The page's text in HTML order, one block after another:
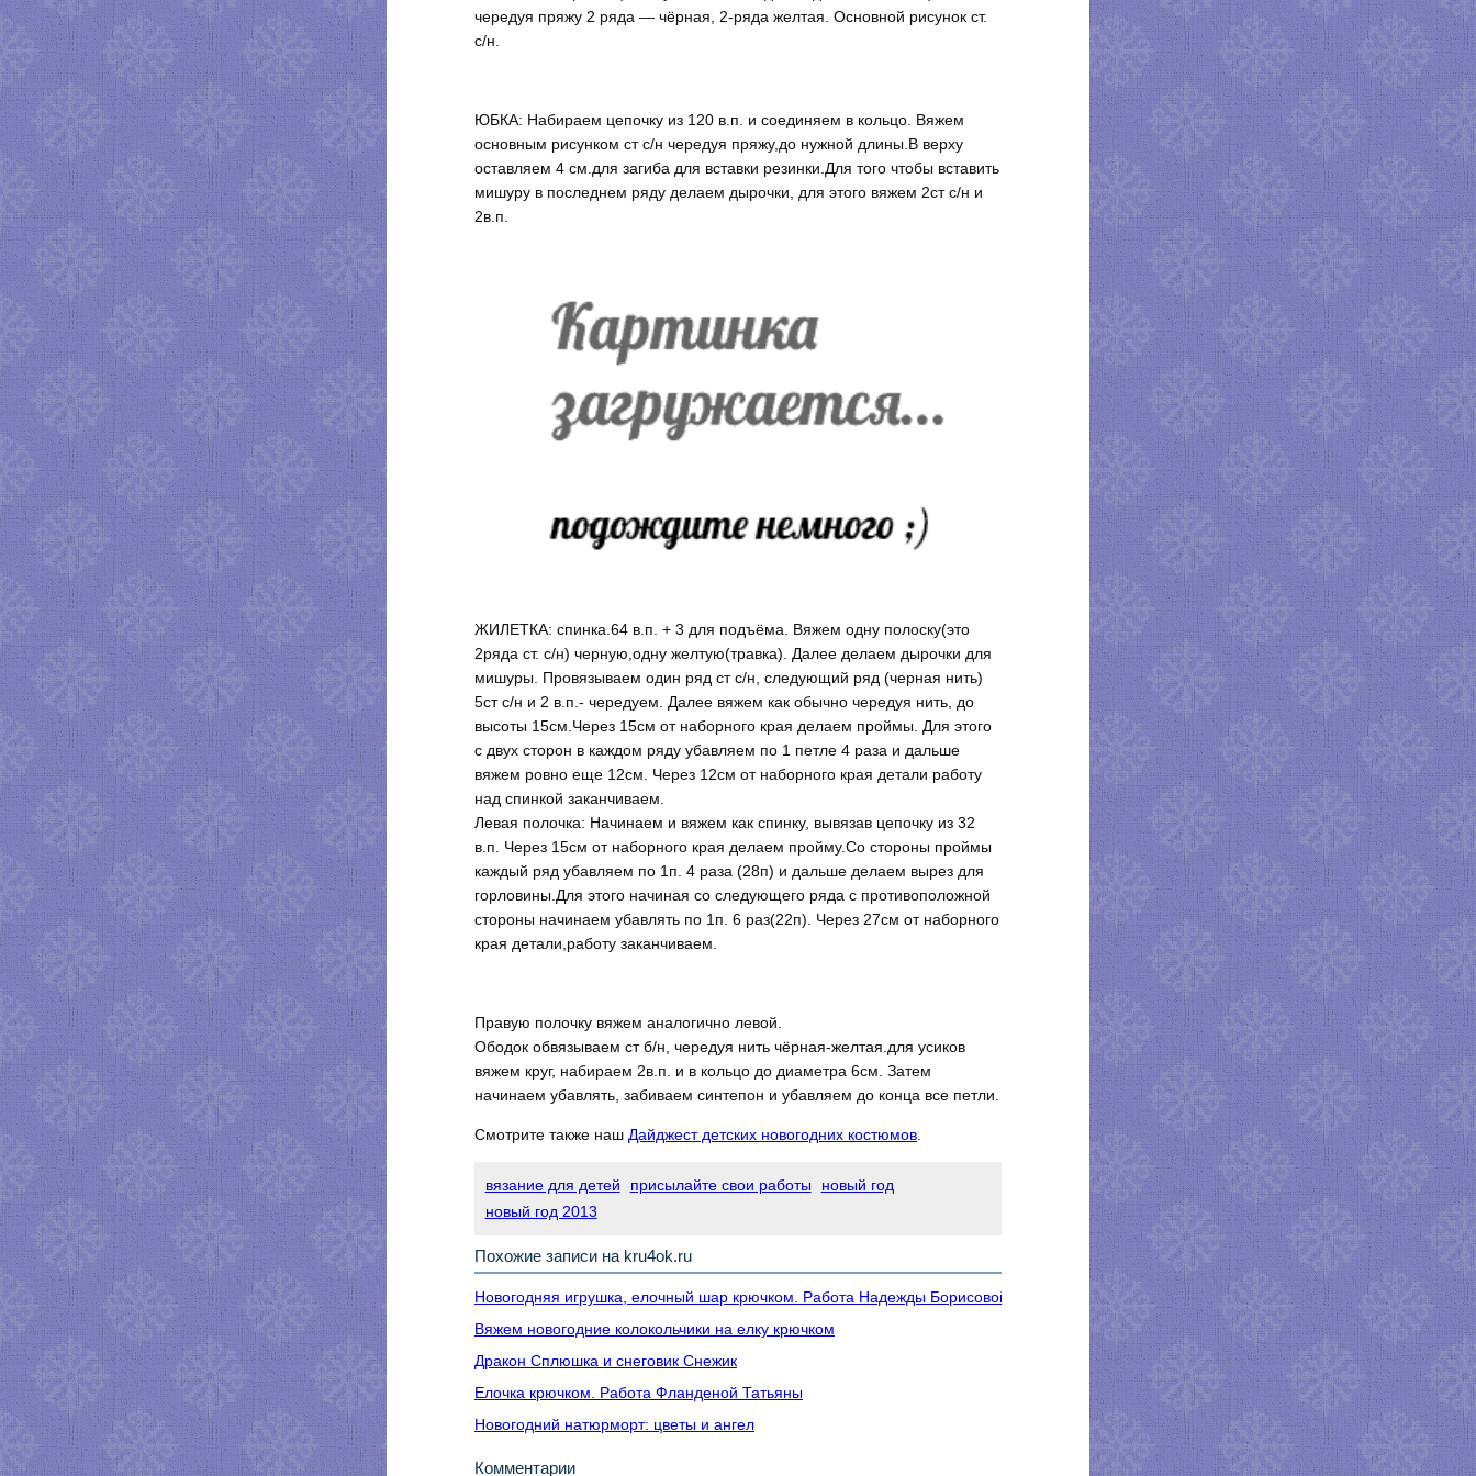
чередуя пряжу 2 ряда — чёрная, 2-ряда желтая. Основной рисунок ст.
с/н.
ЮБКА: Набираем цепочку из 120 в.п. и соединяем в кольцо. Вяжем
основным рисунком ст с/н чередуя пряжу,до нужной длины.В верху
оставляем 4 см.для загиба для вставки резинки.Для того чтобы вставить
мишуру в последнем ряду делаем дырочки, для этого вяжем 2ст с/н и
2в.п.
ЖИЛЕТКА: спинка.64 в.п. + 3 для подъёма. Вяжем одну полоску(это
2ряда ст. с/н) черную,одну желтую(травка). Далее делаем дырочки для
мишуры. Провязываем один ряд ст с/н, следующий ряд (черная нить)
5ст с/н и 2 в.п.- чередуем. Далее вяжем как обычно чередуя нить, до
высоты 15см.Через 15см от наборного края делаем проймы. Для этого
с двух сторон в каждом ряду убавляем по 1 петле 4 раза и дальше
вяжем ровно еще 12см. Через 12см от наборного края детали работу
над спинкой заканчиваем.
Левая полочка: Начинаем и вяжем как спинку, вывязав цепочку из 32
в.п. Через 15см от наборного края делаем пройму.Со стороны проймы
каждый ряд убавляем по 1п. 4 раза (28п) и дальше делаем вырез для
горловины.Для этого начиная со следующего ряда с противоположной
стороны начинаем убавлять по 1п. 6 раз(22п). Через 27см от наборного
края детали,работу заканчиваем.
Правую полочку вяжем аналогично левой.
Ободок обвязываем ст б/н, чередуя нить чёрная-желтая.для усиков
вяжем круг, набираем 2в.п. и в кольцо до диаметра 6см. Затем
начинаем убавлять, забиваем синтепон и убавляем до конца все петли.
Смотрите также наш Дайджест детских новогодних костюмов.
вязание для детей присылайте свои работы
новый год
новый год 2013
Похожие записи на kru4ok.ru
Новогодняя игрушка, елочный шар крючком. Работа Надежды Борисовой
Вяжем новогодние колокольчики на елку крючком
Дракон Сплюшка и снеговик Снежик
Елочка крючком. Работа Фланденой Татьяны
Новогодний натюрморт: цветы и ангел
Комментарии